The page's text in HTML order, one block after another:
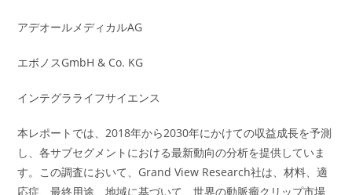
アデオールメディカルAG
エボノスGmbH & Co. KG
インテグラライフサイエンス
本レポートでは、2018年から2030年にかけての収益成長を予測
し、各サブセグメントにおける最新動向の分析を提供していま
す。この調査において、Grand View Research社は、材料、適
応症、最終用途、地域に基づいて、世界の動脈瘤クリップ市場